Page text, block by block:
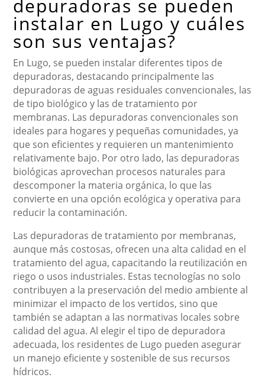
depuradoras se pueden
instalar en Lugo y cuáles
son sus ventajas?
En Lugo, se pueden instalar diferentes tipos de
depuradoras, destacando principalmente las
depuradoras de aguas residuales convencionales, las
de tipo biológico y las de tratamiento por
membranas. Las depuradoras convencionales son
ideales para hogares y pequeñas comunidades, ya
que son eficientes y requieren un mantenimiento
relativamente bajo. Por otro lado, las depuradoras
biológicas aprovechan procesos naturales para
descomponer la materia orgánica, lo que las
convierte en una opción ecológica y operativa para
reducir la contaminación.
Las depuradoras de tratamiento por membranas,
aunque más costosas, ofrecen una alta calidad en el
tratamiento del agua, capacitando la reutilización en
riego o usos industriales. Estas tecnologías no solo
contribuyen a la preservación del medio ambiente al
minimizar el impacto de los vertidos, sino que
también se adaptan a las normativas locales sobre
calidad del agua. Al elegir el tipo de depuradora
adecuada, los residentes de Lugo pueden asegurar
un manejo eficiente y sostenible de sus recursos
hídricos.